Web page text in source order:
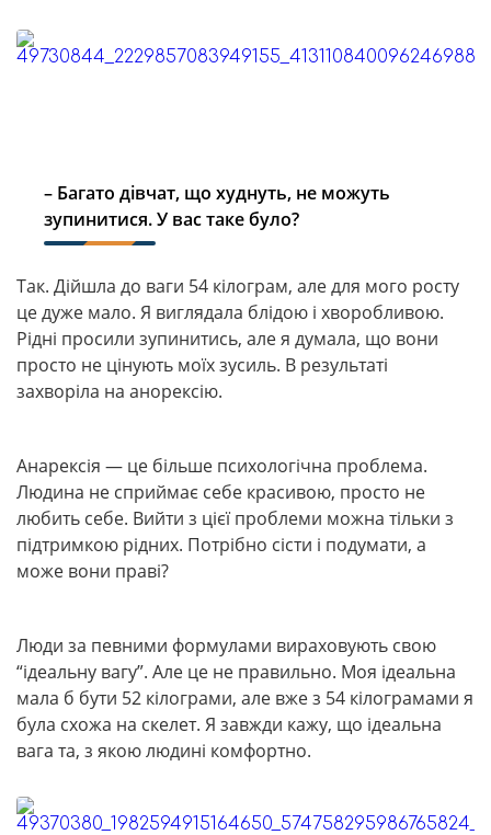
– Багато дівчат, що худнуть, не можуть
зупинитися. У вас таке було?
Так. Дійшла до ваги 54 кілограм, але для мого росту
це дуже мало. Я виглядала блідою і хворобливою.
Рідні просили зупинитись, але я думала, що вони
просто не цінують моїх зусиль. В результаті
захворіла на анорексію.
Анарексія — це більше психологічна проблема.
Людина не сприймає себе красивою, просто не
любить себе. Вийти з цієї проблеми можна тільки з
підтримкою рідних. Потрібно сісти і подумати, а
може вони праві?
Люди за певними формулами вираховують свою
“ідеальну вагу”. Але це не правильно. Моя ідеальна
мала б бути 52 кілограми, але вже з 54 кілограмами я
була схожа на скелет. Я завжди кажу, що ідеальна
вага та, з якою людині комфортно.